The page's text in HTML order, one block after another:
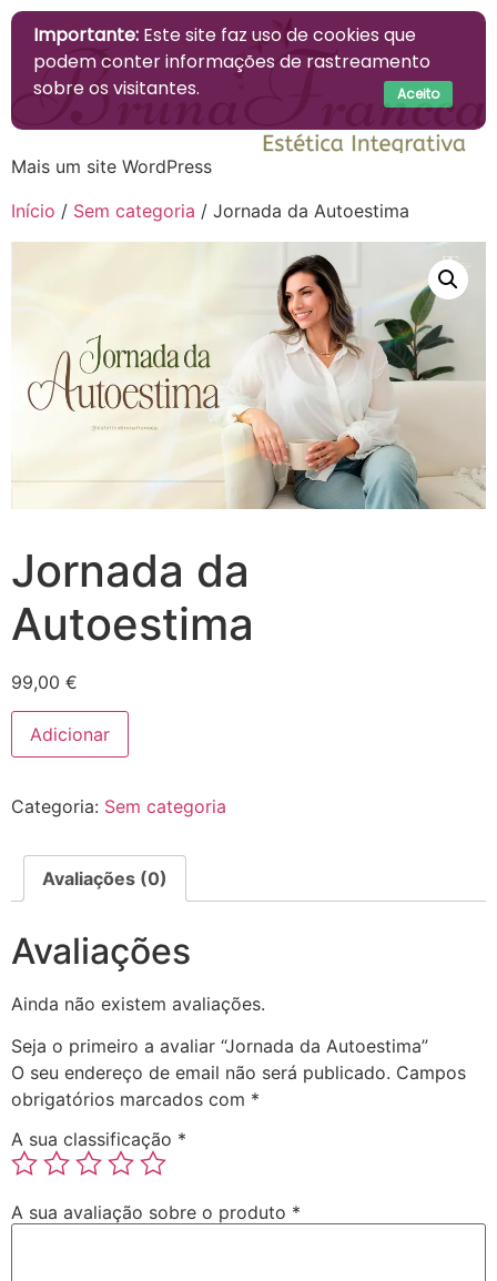
Mais um site WordPress
Início / Sem categoria / Jornada da Autoestima
Jornada da
Autoestima
99,00 €
Adicionar
Categoria: Sem categoria
Avaliações (0)
Avaliações
Ainda não existem avaliações.
Seja o primeiro a avaliar “Jornada da Autoestima”
O seu endereço de email não será publicado. Campos
obrigatórios marcados com *
A sua classificação *
A sua avaliação sobre o produto *
Importante: Este site faz uso de cookies que
podem conter informações de rastreamento
sobre os visitantes.
Aceito